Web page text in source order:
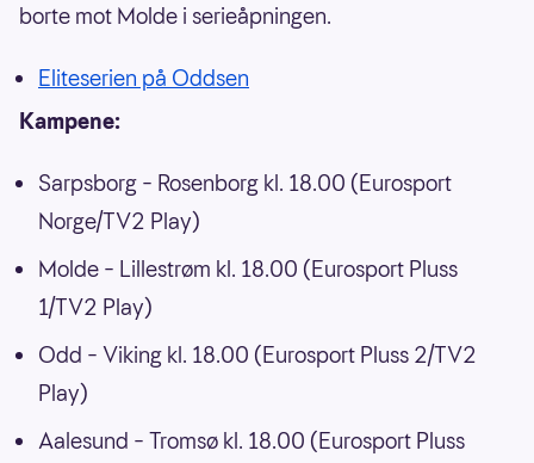
borte mot Molde i serieåpningen.
Eliteserien på Oddsen
Kampene:
Sarpsborg – Rosenborg kl. 18.00 (Eurosport
Norge/TV2 Play)
Molde – Lillestrøm kl. 18.00 (Eurosport Pluss
1/TV2 Play)
Odd – Viking kl. 18.00 (Eurosport Pluss 2/TV2
Play)
Aalesund – Tromsø kl. 18.00 (Eurosport Pluss